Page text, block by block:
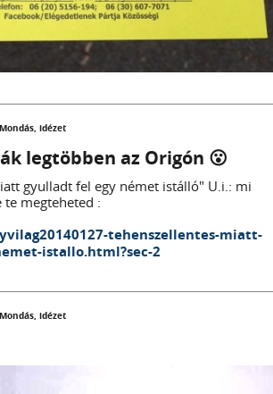
Mondás, idézet
legtöbben az Origón 😮
gyulladt fel egy német istálló" U.i.: mi
megteheted :
tehenszellentes-miatt-
istallo.html?sec-2
Mondás, idézet